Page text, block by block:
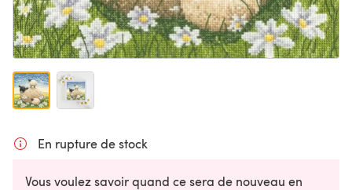
En rupture de stock
Vous voulez savoir quand ce sera de nouveau en